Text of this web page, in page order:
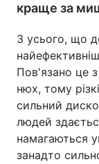
Екологія
Лонгріди
Відео з Youtube
Інтерв'ю
краще за
З усього, що
Пов'язано це
нюх, тому
сильний
людей
намагаються
занадто